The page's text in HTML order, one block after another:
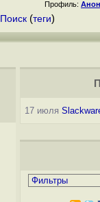
Профиль:
Поиск (теги)
17 июля